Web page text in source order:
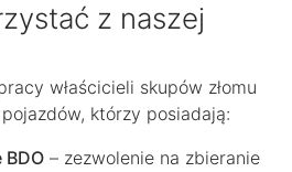
z naszej
właścicieli skupów złomu
którzy posiadają:
BDO – zezwolenie na zbieranie